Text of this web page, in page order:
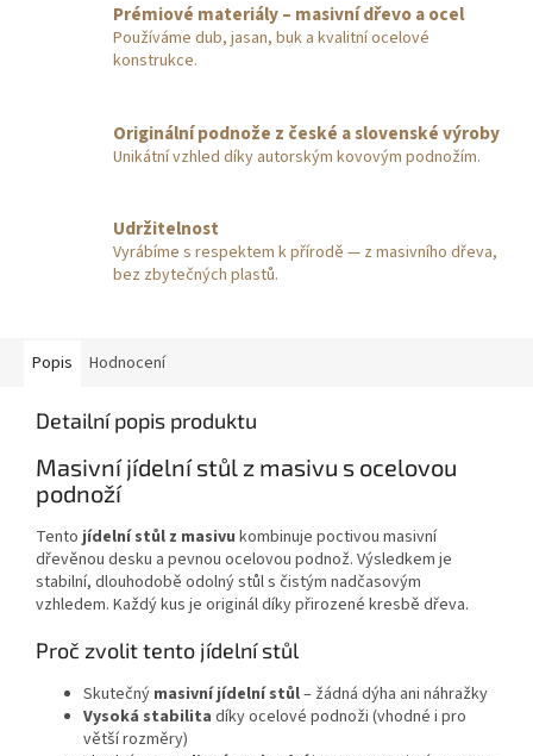
Prémiové materiály – masivní dřevo a ocel
Používáme dub, jasan, buk a kvalitní ocelové
konstrukce.
Originální podnože z české a slovenské výroby
Unikátní vzhled díky autorským kovovým podnožím.
Udržitelnost
Vyrábíme s respektem k přírodě — z masivního dřeva,
bez zbytečných plastů.
Popis Hodnocení
Detailní popis produktu
Masivní jídelní stůl z masivu s ocelovou
podnoží
Tento jídelní stůl z masivu kombinuje poctivou masivní
dřevěnou desku a pevnou ocelovou podnož. Výsledkem je
stabilní, dlouhodobě odolný stůl s čistým nadčasovým
vzhledem. Každý kus je originál díky přirozené kresbě dřeva.
Proč zvolit tento jídelní stůl
Skutečný masivní jídelní stůl– žádná dýha ani náhražky
Vysoká stabilita díky ocelové podnoži (vhodné i pro
větší rozměry)